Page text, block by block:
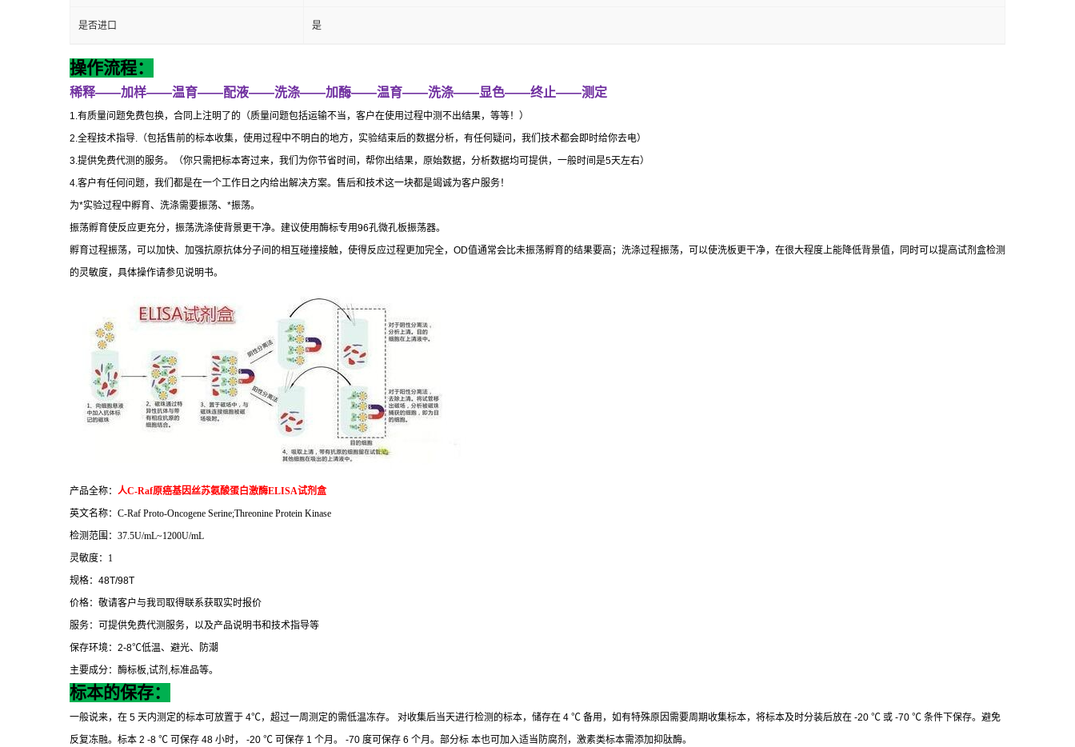
是否进口 是
操作流程：
稀释——加样——温育——配液——洗涤——加酶——温育——洗涤——显色——终止——测定
1. 有质量问题免费包换，合同上注明了的（质量问题包括运输不当，客户在使用过程中测不出结果，等等！）
2. 全程技术指导
（包括售前的标本收集，使用过程中不明白的地方，实验结束后的数据分析，有任何疑问，我们技术都会即时给你去电）
3. 提供免费代测的服务。（你只需把标本寄过来，我们为你节省时间，帮你出结果，原始数据，分析数据均可提供，一般时间是5天左右）
4. 客户有任何问题，我们都是在一个工作日之内给出解决方案。售后和技术这一块都是竭诚为客户服务！
为*实验过程中孵育、洗涤需要振荡、 *振荡。
振荡孵育使反应更充分，振荡洗涤使背景更干净。建议使用酶标专用96孔微孔板振荡器。
孵育过程振荡，可以加快、加强抗原抗体分子间的相互碰撞接触，使得反应过程更加完全， OD值通常会比未振荡孵育的结果要高；洗涤过程振荡，可以使洗板更干净，在很大程度上能降低背景值，同时可以提高试剂盒检测
的灵敏度，具体操作请参见说明书。
产品全称： 人C-Raf原癌基因丝苏氨酸蛋白激酶ELISA试剂盒
英文名称： C-Raf Proto-Oncogene Serine;Threonine Protein Kinase
检测范围： 37.5U/mL~1200U/mL
灵敏度： 1
规格： 48T/98T
价格：敬请客户与我司取得联系获取实时报价
服务：可提供免费代测服务，以及产品说明书和技术指导等
保存环境： 2-8℃低温、避光、防潮
主要成分：酶标板 试剂 标准品等。
标本的保存：
一般说来，在 5 天内测定的标本可放置于 4℃，超过一周测定的需低温冻存。 对收集后当天进行检测的标本，储存在 4 ℃ 备用，如有特殊原因需要周期收集标本，将标本及时分装后放在 -20 ℃ 或 -70 ℃ 条件下保存。避免
反复冻融。标本 2 -8 ℃ 可保存 48 小时， -20 ℃ 可保存 1 个月。 -70 度可保存 6 个月。部分标 本也可加入适当防腐剂，激素类标本需添加抑肽酶。